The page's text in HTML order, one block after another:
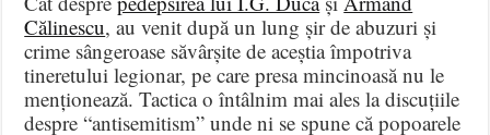
Călinescu, au venit după un lung șir de abuzuri și
crime sângeroase săvârșite de aceștia împotriva
tineretului legionar, pe care presa mincinoasă nu le
menționează. Tactica o întâlnim mai ales la discuțiile
despre “antisemitism” unde ni se spune că popoarele